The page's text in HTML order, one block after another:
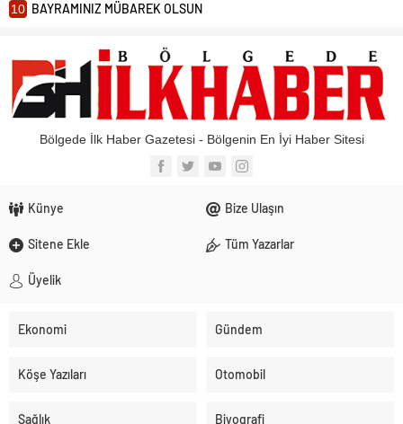
10 BAYRAMINIZ MÜBAREK OLSUN
Bölgede İlk Haber Gazetesi - Bölgenin En İyi Haber Sitesi
Künye Bize Ulaşın
Sitene Ekle Tüm Yazarlar
Üyelik
Ekonomi Gündem
Köşe Yazıları Otomobil
Sağlık Biyografi